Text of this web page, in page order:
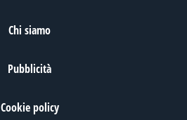
Chi siamo
Pubblicità
Cookie policy